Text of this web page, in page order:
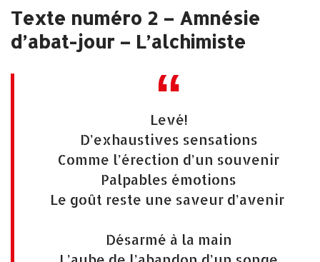
Texte numéro 2 – Amnésie
d’abat-jour – L’alchimiste
Levé!
D’exhaustives sensations
Comme l’érection d’un souvenir
Palpables émotions
Le goût reste une saveur d’avenir
Désarmé à la main